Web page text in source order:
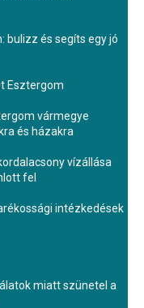
bulizz és segíts egy jó
Esztergom
vármegye
és házakra
vízállása
fel
intézkedések
miatt szünetel a